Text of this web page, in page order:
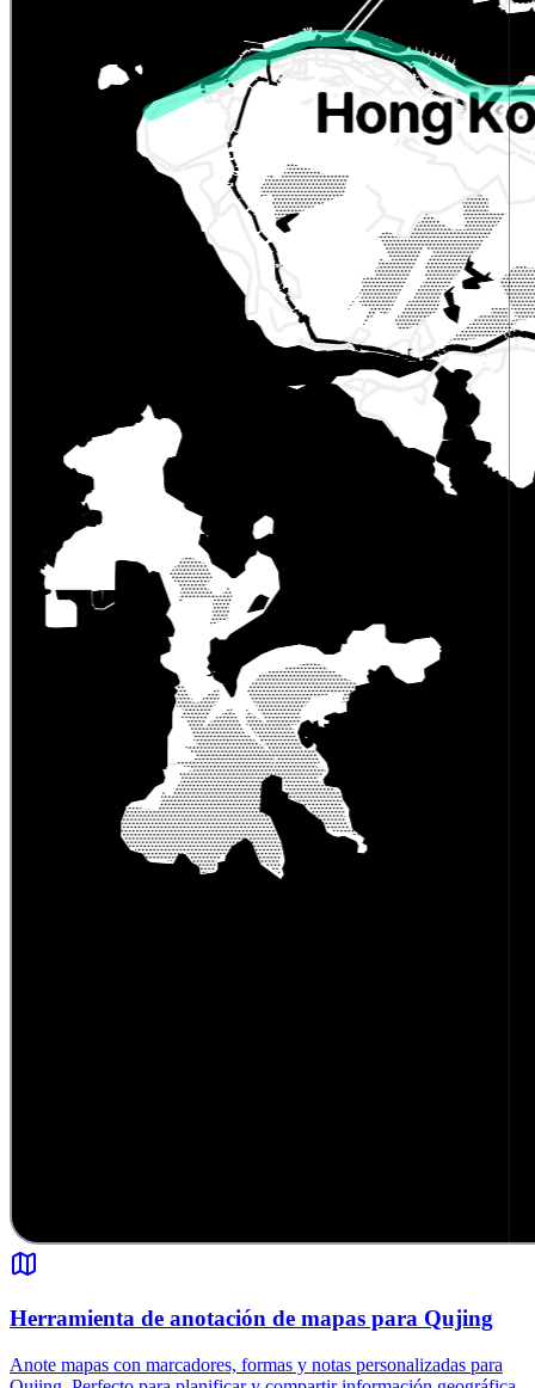
Herramienta de anotación de mapas para Qujing
Anote mapas con marcadores, formas y notas personalizadas para